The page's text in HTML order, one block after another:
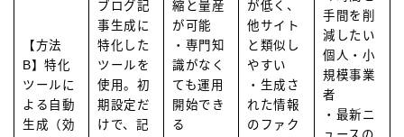
【方法
B】特化
ツールに
よる自動
生成（効
ブログ記
事生成に
特化した
ツールを
使用。初
期設定だ
けで、記
縮と量産
が可能
・専門知
識がなく
ても運用
開始でき
る
が低く、
他サイト
と類似し
やすい
・生成さ
れた情報
のファク
手間を削
減したい
個人・小
規模事業
者
・最新ニ